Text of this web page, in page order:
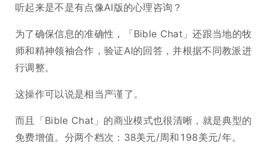
听起来是不是有点像AI版的心理咨询？
为了确保信息的准确性，「Bible Chat」还跟当地的牧
师和精神领袖合作，验证AI的回答，并根据不同教派进
行调整。
这操作可以说是相当严谨了。
而且「Bible Chat」的商业模式也很清晰，就是典型的
免费增值。分两个档次：38美元/周和198美元/年。